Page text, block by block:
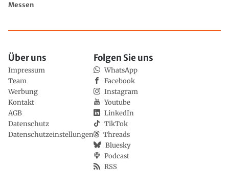
Messen
Über uns
Impressum
Team
Werbung
Kontakt
AGB
Datenschutz
Datenschutzeinstellungen
Folgen Sie uns
WhatsApp
Facebook
Instagram
Youtube
LinkedIn
TikTok
Threads
Bluesky
Podcast
RSS